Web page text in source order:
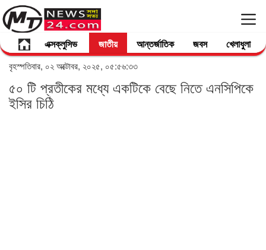
এক্সক্লুসিভ জাতীয় আন্তর্জাতিক জবস খেলাধুলা
বৃহস্পতিবার, ০২ অক্টোবর, ২০২৫, ০৫:৫৬:৩৩
৫০ টি প্রতীকের মধ্যে একটিকে বেছে নিতে এনসিপিকে
ইসির চিঠি